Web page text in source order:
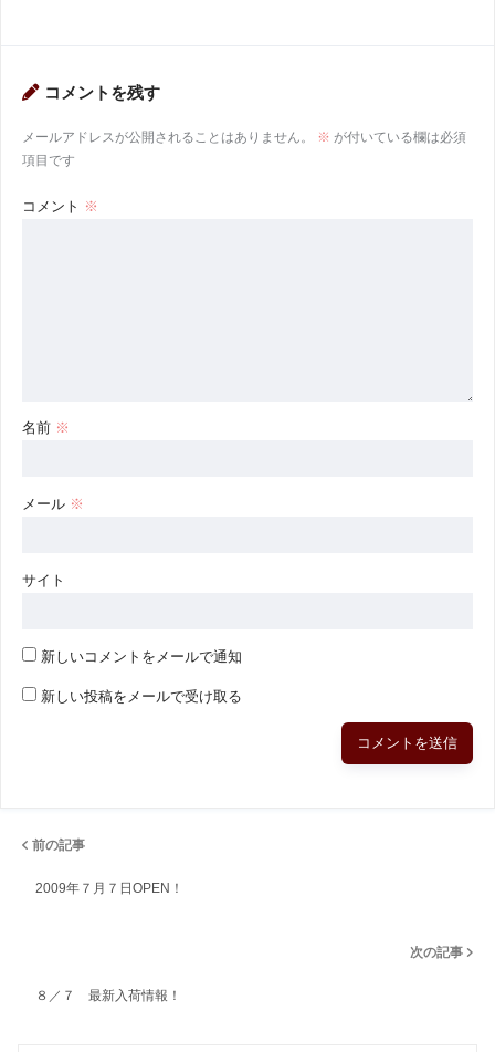
コメントを残す
メールアドレスが公開されることはありません。 ※ が付いている欄は必須
項目です
コメント ※
名前 ※
メール ※
サイト
新しいコメントをメールで通知
新しい投稿をメールで受け取る
前の記事
2009年７月７日OPEN！
次の記事
８／７ 最新入荷情報！